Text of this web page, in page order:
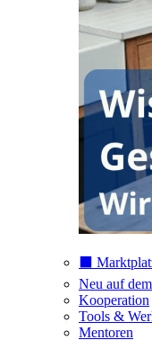
⬛️
Neu auf
Kooperation
Tools &
Mentoren